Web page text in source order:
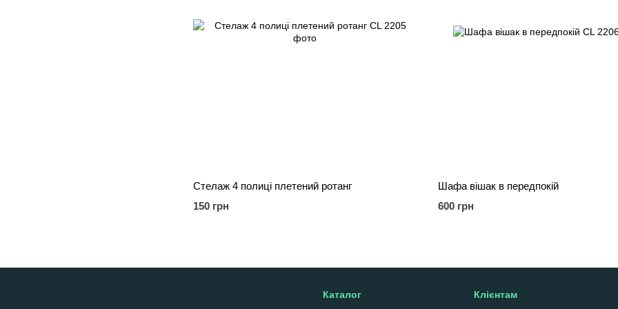
Стелаж 4 полиці плетений ротанг
150 грн
Шафа вішак в передпокій
600 грн
Каталог Клієнтам